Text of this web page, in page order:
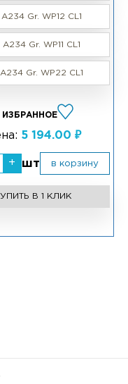
A234 Gr. WP12 CL1
A234 Gr. WP11 CL1
A234 Gr. WP22 CL1
ИЗБРАННОЕ
5 194.00 ₽
+ шт в корзину
В 1 КЛИК